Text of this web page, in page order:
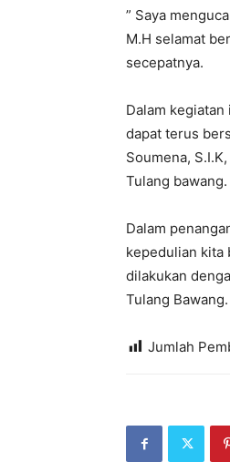
” Saya
M.H selamat
secepatnya.
Dalam
dapat terus
Soumena,
Tulang bawang.
Dalam
kepedulian kita
dilakukan
Tulang
Jumlah